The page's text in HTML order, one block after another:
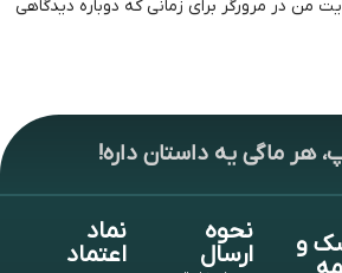
من در مرورگر برای زمانی که دوباره دیدگاهی
هر ماگی یه داستان داره!
و نحوه
ارسال
نماد
اعتماد